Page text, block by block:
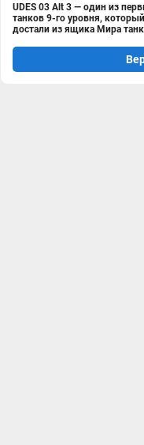
UDES 03 Alt 3 — один из
танков 9-го уровня, который
достали из ящика Мира